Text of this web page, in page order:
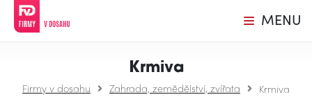
MENU
Krmiva
Firmy v dosahu Zahrada, zemědělství, zvířata Krmiva